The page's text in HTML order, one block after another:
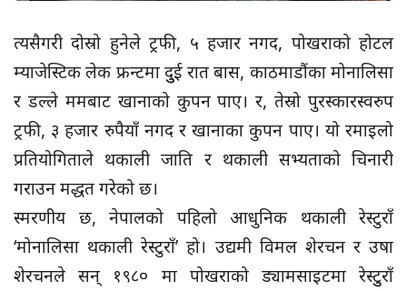
त्यसैगरी दोस्रो हुनेले ट्रफी, ५ हजार नगद, पोखराको होटल
म्याजेस्टिक लेक फ्रन्टमा दुुई रात बास, काठमाडौंका मोनालिसा
र डल्ले ममबाट खानाको कुपन पाए। र, तेस्रो पुरस्कारस्वरुप
ट्रफी, ३ हजार रुपैयाँ नगद र खानाका कुपन पाए। यो रमाइलो
प्रतियोगिताले थकाली जाति र थकाली सभ्यताको चिनारी
गराउन मद्धत गरेको छ।
स्मरणीय छ, नेपालको पहिलो आधुनिक थकाली रेस्टुराँ
‘मोनालिसा थकाली रेस्टुराँ’ हो। उद्यमी विमल शेरचन र उषा
शेरचनले सन् १९८० मा पोखराको ड्यामसाइटमा रेस्टुुराँ